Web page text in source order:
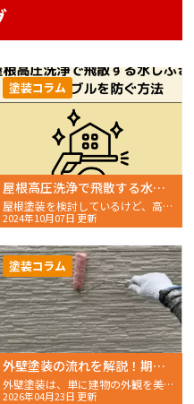
屋根高圧洗浄で飛散する水しぶきを徹底対策！近隣トラブルを防ぐ方法を解説
屋根塗装を検討しているけど、高圧洗浄で水しぶきが近隣に飛散
2024年10月07日 更新
塗装コラム
外壁塗装の流れを解説！期間や注意点、失敗しない業者選び
外壁塗装は、単に建物の外観を美しく保つだけでなく、建材を雨風や紫外線といった厳しい自然環境から保護し……
2026年04月23日 更新
塗装コラム